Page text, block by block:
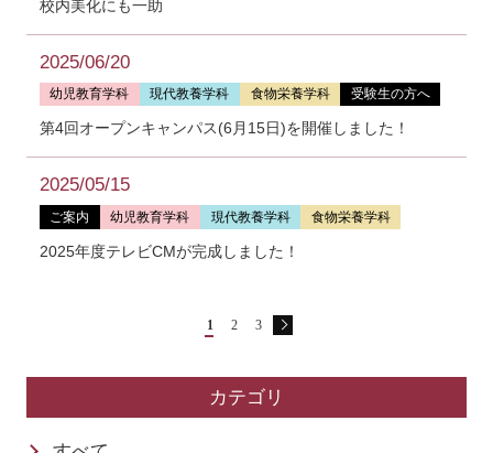
校内美化にも一助
2025/06/20
幼児教育学科 現代教養学科 食物栄養学科 受験生の方へ
第4回オープンキャンパス(6月15日)を開催しました！
2025/05/15
ご案内 幼児教育学科 現代教養学科 食物栄養学科
2025年度テレビCMが完成しました！
1 2 3
カテゴリ